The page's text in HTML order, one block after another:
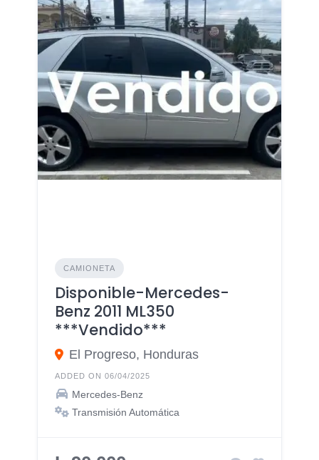
CAMIONETA
Disponible-Mercedes-
Benz 2011 ML350
***Vendido***
El Progreso, Honduras
ADDED ON 06/04/2025
Mercedes-Benz
Transmisión Automática